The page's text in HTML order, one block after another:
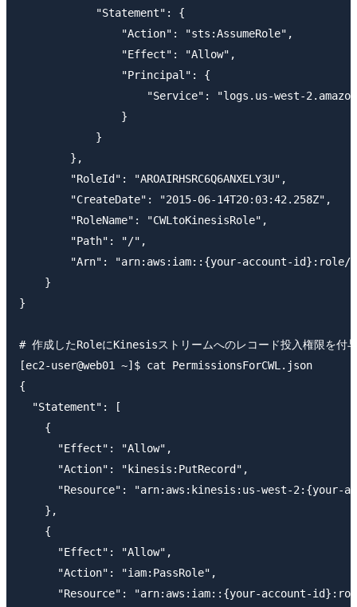
            "Statement": {
                "Action": "sts:AssumeRole",
                "Effect": "Allow",
                "Principal": {
"Service": "logs.us-west-
                }
            }
        },
        "RoleId": "AROAIRHSRC6Q6ANXELY3U",
        "CreateDate": "2015-06-14T20:03:42.258Z",
        "RoleName": "CWLtoKinesisRole",
        "Path": "/",
"Arn": "arn:aws:iam::{your-account-id}:role/
    }
}
# 作成したRoleにKinesisストリームへのレコード投入権限を付
[ec2-user@web01 ~]$ cat PermissionsForCWL.json
{
  "Statement": [
    {
      "Effect": "Allow",
      "Action": "kinesis:PutRecord",
"Resource": "arn:aws:kinesis:us-west-2:{your-
    },
    {
      "Effect": "Allow",
      "Action": "iam:PassRole",
"Resource": "arn:aws:iam::{your-account-